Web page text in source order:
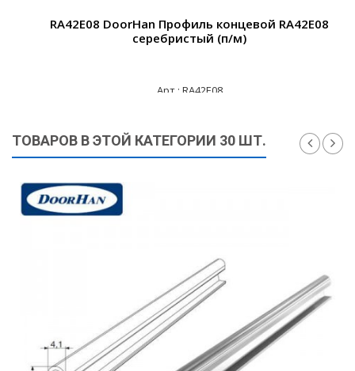
RA42E08 DoorHan Профиль концевой RA42E08
серебристый (п/м)
Арт.: RA42E08
ТОВАРОВ В ЭТОЙ КАТЕГОРИИ 30 ШТ.